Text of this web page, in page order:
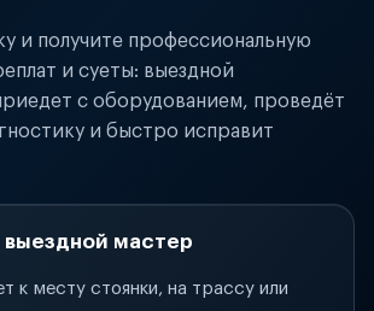
и получите профессиональную
и суеты: выездной
с оборудованием, проведёт
и быстро исправит
выездной мастер
к месту стоянки, на трассу или